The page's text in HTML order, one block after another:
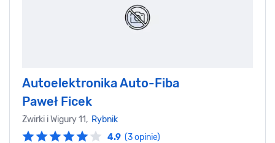
Autoelektronika Auto-Fiba
Paweł Ficek‎
Żwirki i Wigury 11, Rybnik
4.9 (3 opinie)